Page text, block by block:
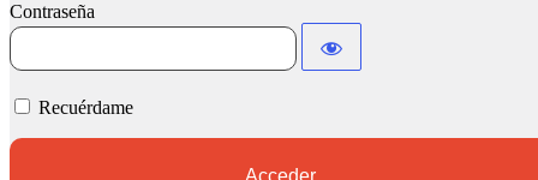
Contraseña
Recuérdame